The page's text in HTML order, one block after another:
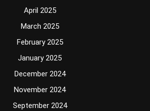
April 2025
March 2025
February 2025
January 2025
December 2024
November 2024
September 2024